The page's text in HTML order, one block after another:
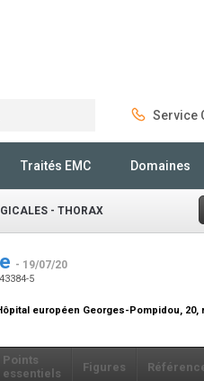
Service
Traités EMC Domaines
- THORAX
- 19/07/20
5
européen Georges-Pompidou, 20,
Points
essentiels
Figures